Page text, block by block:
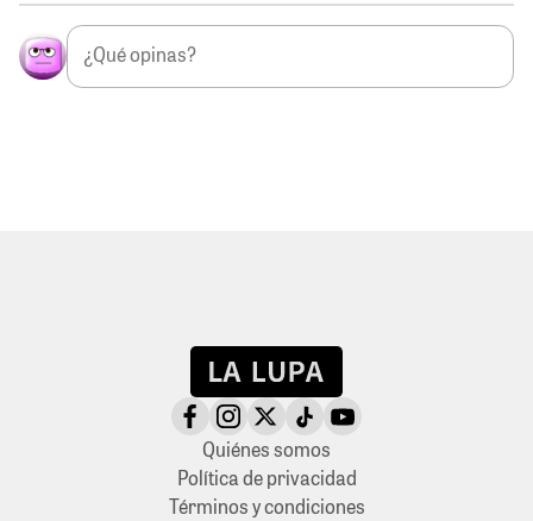
Quiénes somos
Política de privacidad
Términos y condiciones